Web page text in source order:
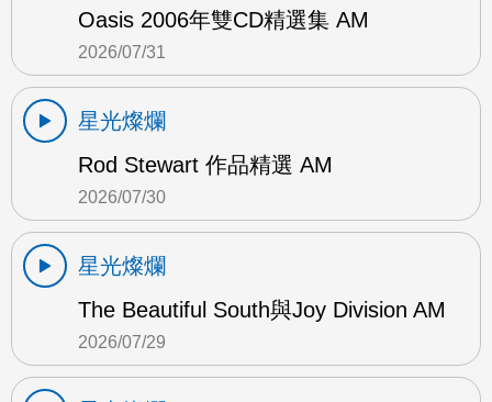
Oasis 2006年雙CD精選集 AM
2026/07/31
星光燦爛
Rod Stewart 作品精選 AM
2026/07/30
星光燦爛
The Beautiful South與Joy Division AM
2026/07/29